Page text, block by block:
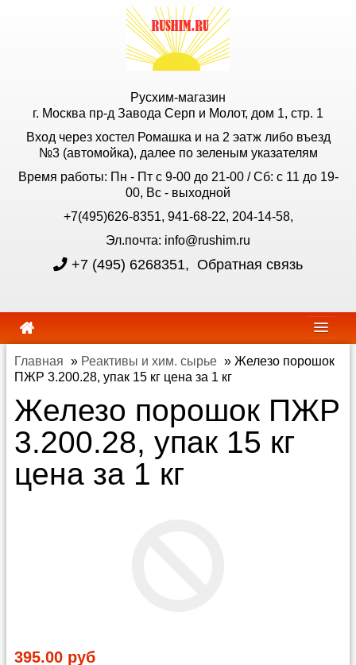
Русхим-магазин
г. Москва пр-д Завода Серп и Молот, дом 1, стр. 1
Вход через хостел Ромашка и на 2 эатж либо въезд
№3 (автомойка), далее по зеленым указателям
Время работы: Пн - Пт с 9-00 до 21-00 / Сб: с 11 до 19-
00, Вс - выходной
+7(495)626-8351, 941-68-22, 204-14-58,
Эл.почта: info@rushim.ru
+7 (495) 6268351, Обратная связь
Главная » Реактивы и хим. сырье » Железо порошок
ПЖР 3.200.28, упак 15 кг цена за 1 кг
Железо порошок ПЖР
3.200.28, упак 15 кг
цена за 1 кг
395.00 руб